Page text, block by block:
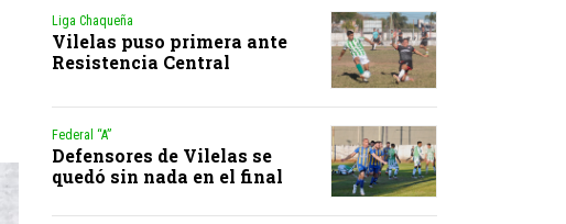
Liga Chaqueña
Vilelas puso primera ante
Resistencia Central
Federal “A”
Defensores de Vilelas se
quedó sin nada en el final